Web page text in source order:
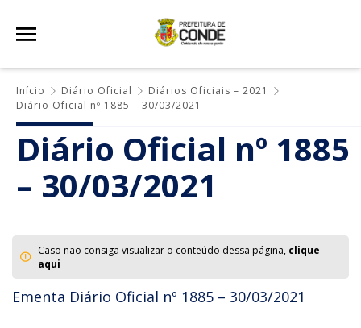
Início Diário Oficial
Diários Oficiais – 2021
Diário Oficial nº 1885 – 30/03/2021
Diário Oficial nº 1885
– 30/03/2021
Caso não consiga visualizar o conteúdo dessa página, clique
aqui
Ementa Diário Oficial nº 1885 – 30/03/2021